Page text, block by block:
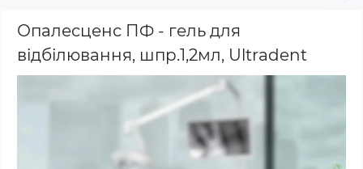
Опалесценс ПФ - гель для
відбілювання, шпр.1,2мл, Ultradent